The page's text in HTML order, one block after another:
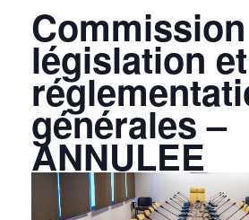
législation
générales –
ANNULEE